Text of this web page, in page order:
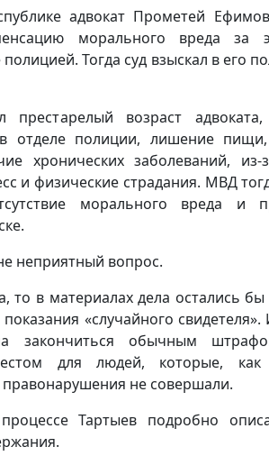
адвокат Прометей
морального вреда за
Тогда суд взыскал в его
престарелый возраст
в отделе полиции, лишение
хронических заболеваний, из-
и физические страдания. МВД
морального вреда и
неприятный вопрос.
то в материалах дела остались бы
«случайного свидетеля».
закончиться обычным
для людей, которые,
правонарушения не совершали.
Тартыев подробно